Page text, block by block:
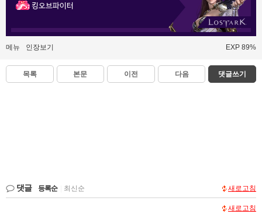
킹오브파이터
메뉴 인장보기 EXP 89%
목록 본문 이전 다음 댓글쓰기
댓글 등록순 최신순 새로고침
새로고침